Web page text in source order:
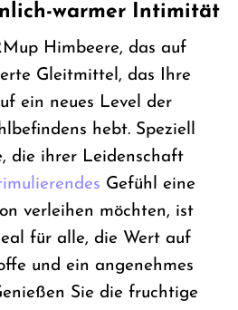
warmer Intimität
Himbeere, das auf
Gleitmittel, das Ihre
ein neues Level der
hebt. Speziell
die ihrer Leidenschaft
Gefühl eine
verleihen möchten, ist
für alle, die Wert auf
und ein angenehmes
Sie die fruchtige